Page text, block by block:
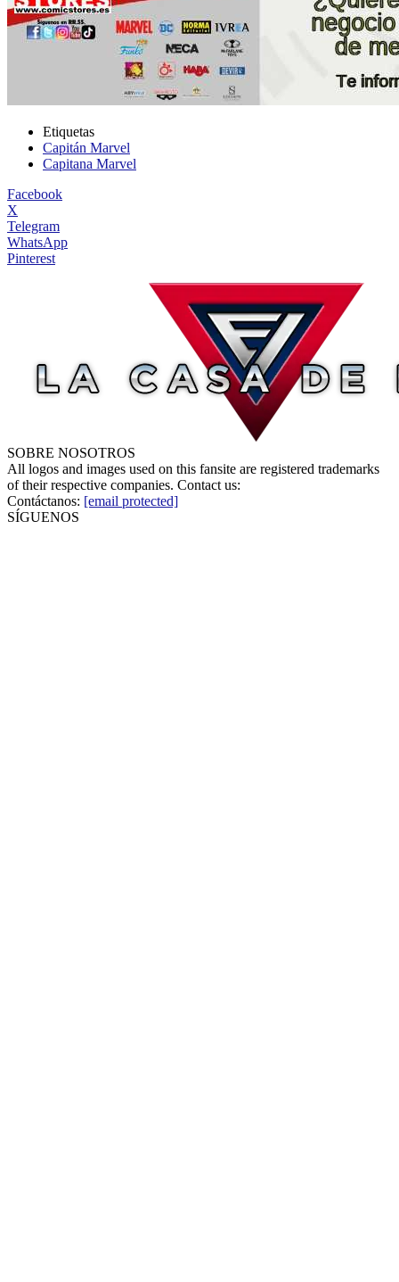
Etiquetas
Capitán Marvel
Capitana Marvel
Facebook
X
Telegram
WhatsApp
Pinterest
SOBRE NOSOTROS
All logos and images used on this fansite are registered trademarks
of their respective companies. Contact us:
Contáctanos: [email protected]
SÍGUENOS